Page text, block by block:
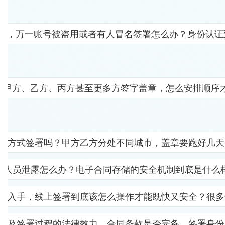
万一账号被盗用或者有人冒名签署怎么办？身份
方、乙方、丙方甚至更多方签字盖章，怎么安排顺
方式签署吗？甲方乙方分处不同城市，盖章要跑好
员泄露怎么办？电子合同存储的安全机制到底是什
入手，线上签署到底该怎么操作才能既快又安全？